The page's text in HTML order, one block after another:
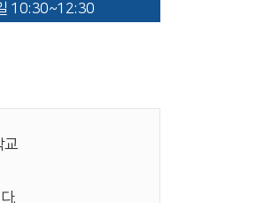
10:30~12:30
교
.